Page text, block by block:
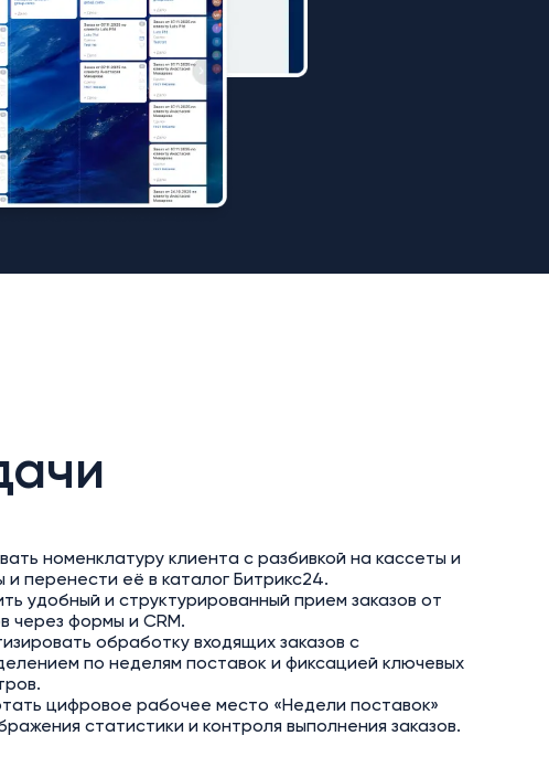
номенклатуру клиента с разбивкой на кассеты и
и перенести её в каталог Битрикс24.
удобный и структурированный прием заказов от
через формы и CRM.
обработку входящих заказов с
по неделям поставок и фиксацией ключевых
цифровое рабочее место «Недели поставок»
статистики и контроля выполнения заказов.